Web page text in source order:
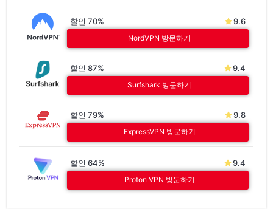
할인 70% 9.6
NordVPN 방문하기
할인 87% 9.4
Surfshark 방문하기
할인 79% 9.8
ExpressVPN 방문하기
할인 64% 9.4
Proton VPN 방문하기